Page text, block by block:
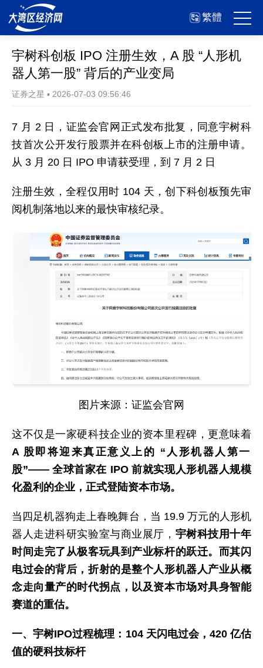
繁體
宇树科创板 IPO 注册生效，A 股 “人形机
器人第一股” 背后的产业变局
证券之星 ▪ 2026-07-03 09:56:46
7 月 2 日，证监会官网正式发布批复，同意宇树科
技首次公开发行股票并在科创板上市的注册申请。
从 3 月 20 日 IPO 申请获受理，到 7 月 2 日
注册生效，全程仅用时 104 天，创下科创板预先审
阅机制落地以来的最快审核纪录。
图片来源：证监会官网
这不仅是一家硬科技企业的资本里程碑，更意味着
A 股即将迎来真正意义上的 “人形机器人第一
股”—— 全球首家在 IPO 前就实现人形机器人规模
化盈利的企业，正式登陆资本市场。
当四足机器狗走上春晚舞台，当 19.9 万元的人形机
器人走进科研实验室与商业展厅， 宇树科技用十年
时间走完了从极客玩具到产业标杆的跃迁。而其闪
电过会的背后，折射的是整个人形机器人产业从概
念走向量产的时代拐点，以及资本市场对具身智能
赛道的重估。
一、宇树IPO过程梳理：104 天闪电过会，420 亿估
值的硬科技标杆